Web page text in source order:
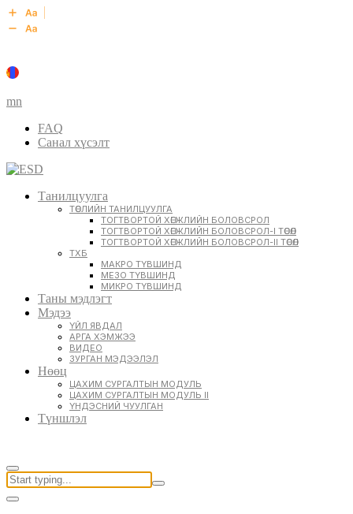
mn
FAQ
Санал хүсэлт
Танилцуулга
ТӨСЛИЙН ТАНИЛЦУУЛГА
ТОГТВОРТОЙ ХӨГЖЛИЙН БОЛОВСРОЛ
ТОГТВОРТОЙ ХӨГЖЛИЙН БОЛОВСРОЛ-I ТӨСӨЛ
ТОГТВОРТОЙ ХӨГЖЛИЙН БОЛОВСРОЛ-II ТӨСӨЛ
ТХБ
МАКРО ТҮВШИНД
МЕЗО ТҮВШИНД
МИКРО ТҮВШИНД
Таны мэдлэгт
Мэдээ
ҮЙЛ ЯВДАЛ
АРГА ХЭМЖЭЭ
ВИДЕО
ЗУРГАН МЭДЭЭЛЭЛ
Нөөц
ЦАХИМ СУРГАЛТЫН МОДУЛЬ
ЦАХИМ СУРГАЛТЫН МОДУЛЬ II
ҮНДЭСНИЙ ЧУУЛГАН
Түншлэл